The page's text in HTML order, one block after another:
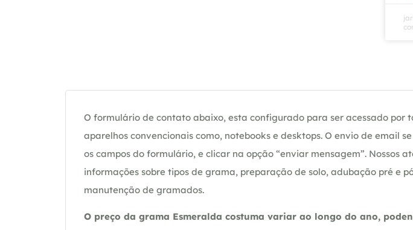
O formulário de contato abaixo, esta configurado para ser acessado por
aparelhos convencionais como, notebooks e desktops. O envio de email
os campos do formulário, e clicar na opção “enviar mensagem”.
informações sobre tipos de grama, preparação de solo, adubação pré e
manutenção de gramados.
O preço da grama Esmeralda costuma variar ao longo do ano,